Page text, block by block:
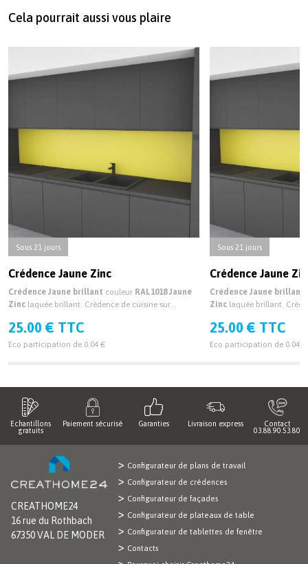
Cela pourrait aussi vous plaire
Sous 21 jours
Crédence Jaune Zinc
Crédence Jaune brillant couleur RAL1018 Jaune
Zinc laquée brillant. Crédence de cuisine sur
25.00 € TTC
Eco participation de 0.04 €
Sous 21 jours
Crédence Jaune
Crédence Jaune brillant
Zinclaquée brillant.
25.00 € TTC
Eco participation de 0.04 €
Echantillons
gratuits
Paiement sécurisé Garanties Livraison express
Contact
03.88.90.53.80
CREATHOME24
16 rue du Rothbach
67350 VAL DE MODER
Configurateur de plans de travail
Configurateur de crédences
Configurateur de façades
Configurateur de plateaux de table
Configurateur de tablettes de fenêtre
Contacts